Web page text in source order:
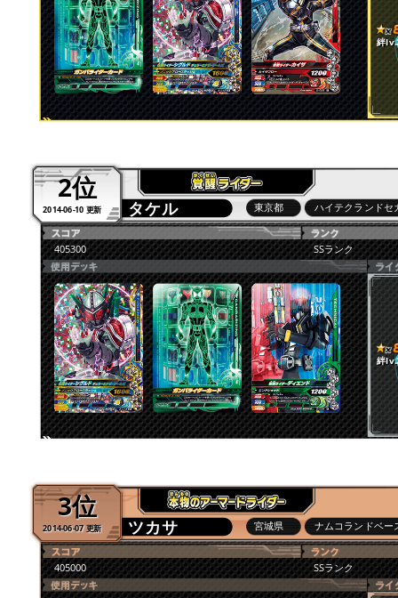
絆
2位
2014-06-10 更新 タケル 東京都 ハイテクランドセ
405300 SSランク
絆
3位
2014-06-07 更新 ツカサ 宮城県 ナムコランドベー
405000 SSランク